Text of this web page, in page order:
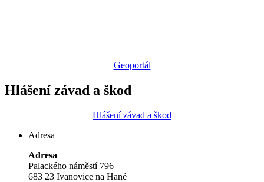
Geoportál
Hlášení závad a škod
Hlášení závad a škod
Adresa
Adresa
Palackého náměstí 796
683 23 Ivanovice na Hané